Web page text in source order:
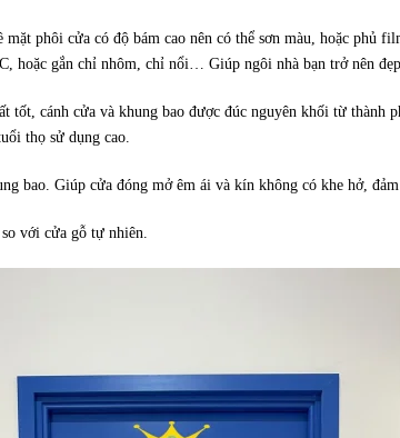
phôi cửa có độ bám cao nên có thể sơn màu, hoặc phủ
hoặc gắn chỉ nhôm, chỉ nổi… Giúp ngôi nhà bạn trở nên đẹp
tốt, cánh cửa và khung bao được đúc nguyên khối từ thành
thọ sử dụng cao.
bao. Giúp cửa đóng mở êm ái và kín không có khe hở,
với cửa gỗ tự nhiên.